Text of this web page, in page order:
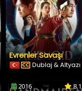
Evrenler Savaşı
Dublaj & Altyazı
2016 8.1